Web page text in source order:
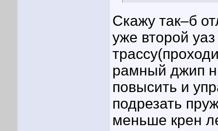
Скажу так–б
уже второй
рамный джип
повысить и
подрезать
меньше крен